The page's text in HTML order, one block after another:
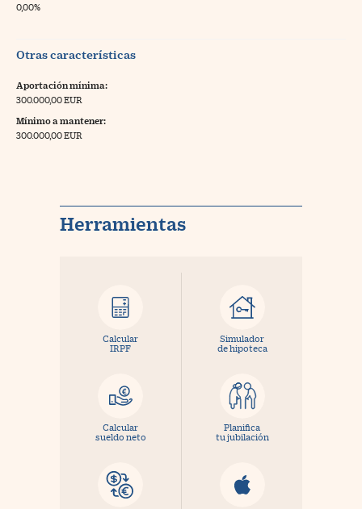
0,00%
Otras características
Aportación mínima:
300.000,00 EUR
Mínimo a mantener:
300.000,00 EUR
Herramientas
Calcular
IRPF
Simulador
de hipoteca
Calcular
sueldo neto
Planifica
tu jubilación